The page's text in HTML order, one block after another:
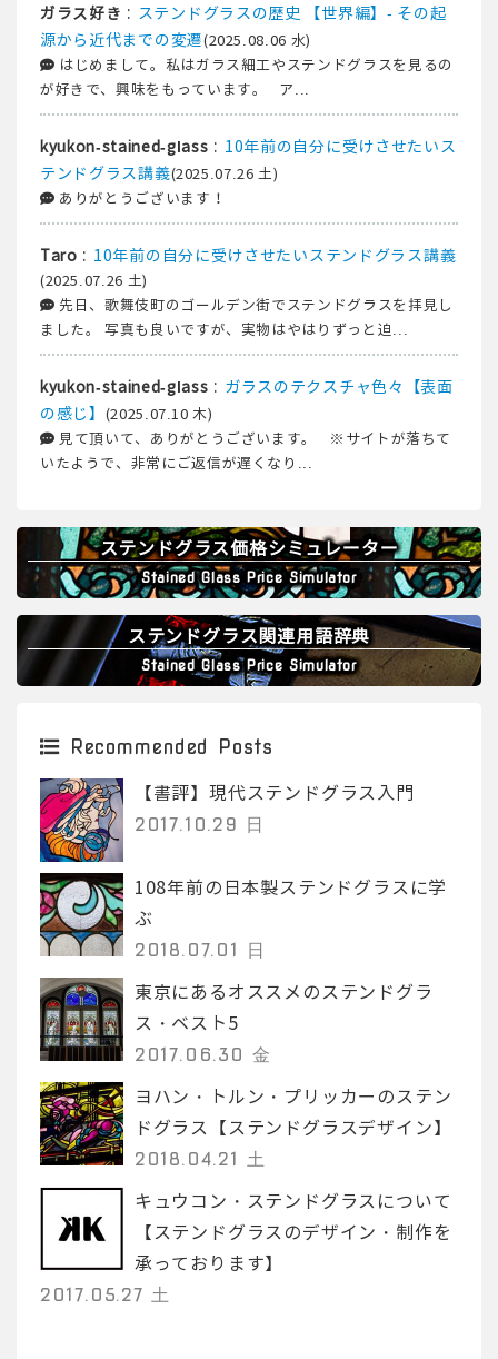
ガラス好き : ステンドグラスの歴史 【世界編】- その起
源から近代までの変遷(2025.08.06 水)
はじめまして。私はガラス細工やステンドグラスを見るの
が好きで、興味をもっています。 ア...
kyukon-stained-glass : 10年前の自分に受けさせたいス
テンドグラス講義(2025.07.26 土)
ありがとうございます！
Taro : 10年前の自分に受けさせたいステンドグラス講義
(2025.07.26 土)
先日、歌舞伎町のゴールデン街でステンドグラスを拝見し
ました。 写真も良いですが、実物はやはりずっと迫...
kyukon-stained-glass : ガラスのテクスチャ色々【表面
の感じ】
(2025.07.10 木)
見て頂いて、ありがとうございます。 ※サイトが落ちて
いたようで、非常にご返信が遅くなり...
ステンドグラス価格シミュレーター
Stained Glass Price Simulator
ステンドグラス関連用語辞典
Stained Glass Price Simulator
Recommended Posts
【書評】現代ステンドグラス入門
2017.10.29 日
108年前の日本製ステンドグラスに学
ぶ
2018.07.01 日
東京にあるオススメのステンドグラ
ス・ベスト5
2017.06.30 金
ヨハン・トルン・プリッカーのステン
ドグラス【ステンドグラスデザイン】
2018.04.21 土
キュウコン・ステンドグラスについて
【ステンドグラスのデザイン・制作を
承っております】
2017.05.27 土